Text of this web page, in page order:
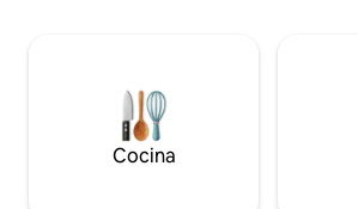
Cocina